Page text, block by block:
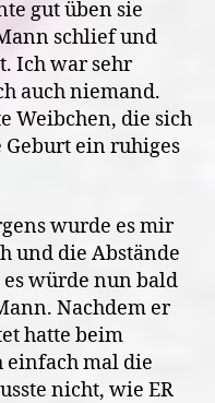
gut üben sie
schlief und
Ich war sehr
auch niemand.
Weibchen, die sich
ein ruhiges
wurde es mir
und die Abstände
würde nun bald
Nachdem er
hatte beim
einfach mal die
nicht, wie ER